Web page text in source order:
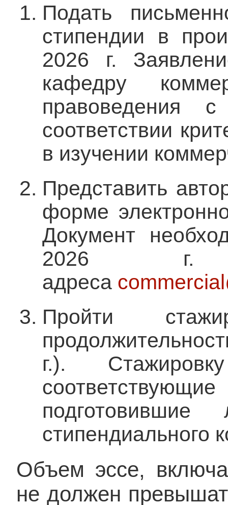
Подать
стипендии в
2026 г.
кафедру
правоведения
соответствии
в изучении
Представить
форме
Документ
2026 г.
адреса
Пройти
г.).
стипендиального
Объем эссе,
не должен